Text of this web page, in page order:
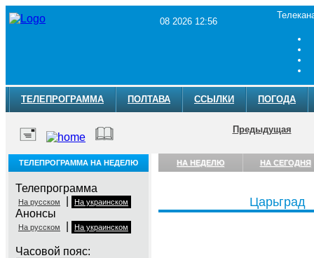
08 2026 12:56
ТЕЛЕПРОГРАММА ПОЛТАВА ССЫЛКИ ПОГОДА
Предыдущая
ТЕЛЕПРОГРАММА НА НЕДЕЛЮ
Телепрограмма
На русском На украинском
Анонсы
На русском На украинском
Часовой пояс:
НА НЕДЕЛЮ НА СЕГОДНЯ
Царьград